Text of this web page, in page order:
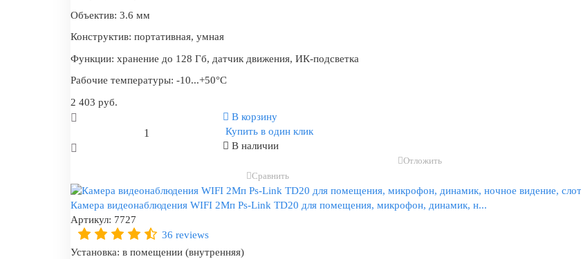
Объектив: 3.6 мм
Конструктив: портативная, умная
Функции: хранение до 128 Гб, датчик движения, ИК-подсветка
Рабочие температуры: -10...+50°C
2 403 руб.
В корзину
Купить в один клик
В наличии
Отложить
Сравнить
Камера видеонаблюдения WIFI 2Мп Ps-Link TD20 для помещения, микрофон, динамик, н...
Артикул: 7727
36 reviews
Установка: в помещении (внутренняя)